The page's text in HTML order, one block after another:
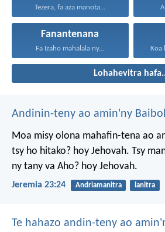
Tezera, fa aza manota...
Fanantenana
Fa Izaho mahalala ny... Koa
Lohahevitra
Andinin-teny ao amin'ny
Moa misy olona mahafin-tena ao
tsy ho hitako? hoy Jehovah. Tsy
ny tany va Aho? hoy Jehovah.
Jeremia 23:24 Andriamanitra lanitra
Te hahazo andin-teny ao